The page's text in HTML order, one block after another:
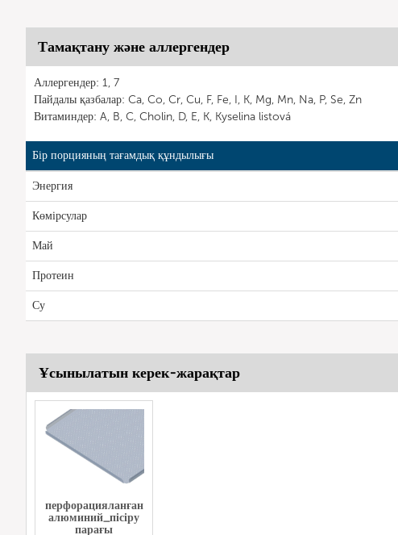
Тамақтану және аллергендер
Аллергендер: 1, 7
Пайдалы қазбалар: Ca, Co, Cr, Cu, F, Fe, I, K, Mg, Mn, Na, P, Se, Zn
Витаминдер: A, B, C, Cholin, D, E, K, Kyselina listová
Бір порцияның тағамдық құндылығы
Энергия
Көмірсулар
Май
Протеин
Су
Ұсынылатын керек-жарақтар
перфорацияланған
алюминий_пісіру
парағы